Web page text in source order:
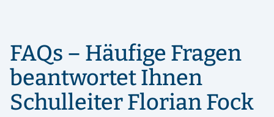
FAQs – Häufige Fragen
beantwortet Ihnen
Schulleiter Florian Fock